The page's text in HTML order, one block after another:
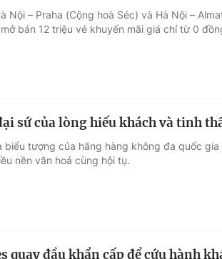
Làm đẹp
Chất lượng cuộc sống
Nội – Praha (Cộng hoà Séc) và Hà Nội –
bán 12 triệu vé khuyến mãi giá chỉ từ 0
sứ của lòng hiếu khách và tinh
biểu tượng của hãng hàng không đa quốc
nền văn hoá cùng hội tụ.
quay đầu khẩn cấp để cứu hành